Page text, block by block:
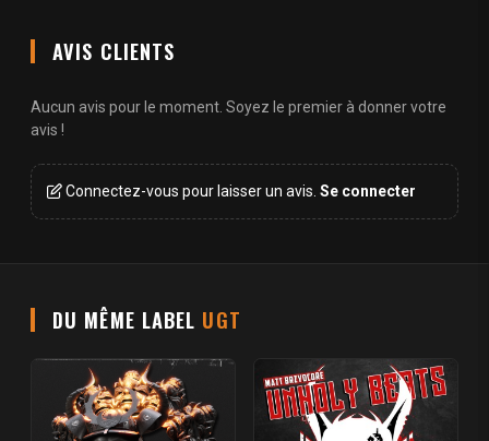
AVIS CLIENTS
Aucun avis pour le moment. Soyez le premier à donner votre
avis !
Connectez-vous pour laisser un avis. Se connecter
DU MÊME LABEL UGT